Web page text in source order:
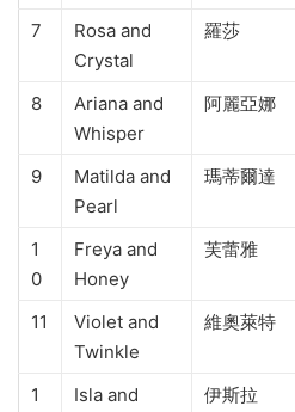
7
Rosa and
Crystal
羅莎
8
Ariana and
Whisper
阿麗亞娜
9
Matilda and
Pearl
瑪蒂爾達
1
0
Freya and
Honey
芙蕾雅
11
Violet and
Twinkle
維奧萊特
1
Isla and
伊斯拉